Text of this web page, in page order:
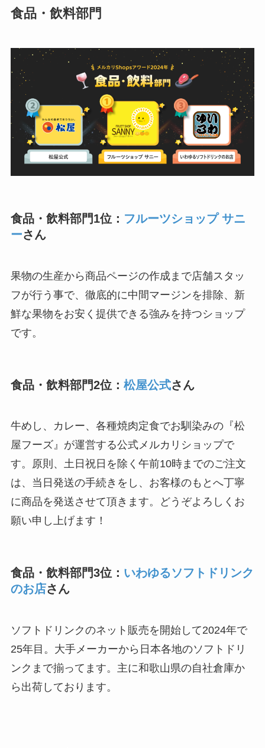
食品・飲料部門
食品・飲料部門1位： フルーツショップ サニ
ーさん
果物の生産から商品ページの作成まで店舗スタッ
フが行う事で、徹底的に中間マージンを排除、新
鮮な果物をお安く提供できる強みを持つショップ
です。
食品・飲料部門2位： 松屋公式さん
牛めし、カレー、各種焼肉定食でお馴染みの『松
屋フーズ』が運営する公式メルカリショップで
す。原則、土日祝日を除く午前10時までのご注文
は、当日発送の手続きをし、お客様のもとへ丁寧
に商品を発送させて頂きます。どうぞよろしくお
願い申し上げます！
食品・飲料部門3位： いわゆるソフトドリンク
のお店さん
ソフトドリンクのネット販売を開始して2024年で
25年目。大手メーカーから日本各地のソフトドリ
ンクまで揃ってます。主に和歌山県の自社倉庫か
ら出荷しております。